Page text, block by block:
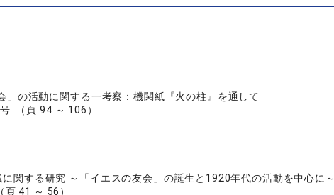
」の活動に関する一考察：機関紙『火の柱』を通して
（頁 94 ～ 106）
関する研究 ～「イエスの友会」の誕生と1920年代の活動を中心に～
41 ～ 56）